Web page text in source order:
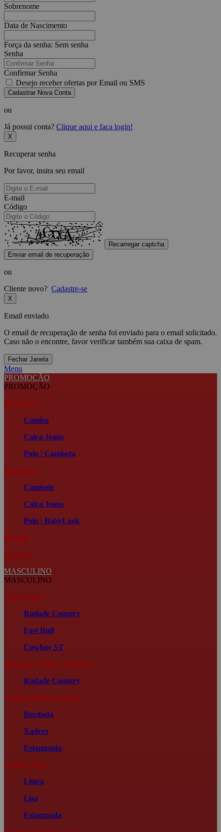
Sobrenome
Data de Nascimento
Força da senha: Sem senha
Senha
Confirmar Senha
Desejo receber ofertas por Email ou SMS
Cadastrar Nova Conta
ou
Já possui conta? Clique aqui e faça login!
X
Recuperar senha
Por favor, insira seu email
E-mail
Código
Recarregar captcha
Enviar email de recuperação
ou
Cliente novo? Cadastre-se
X
Email enviado
O email de recuperação de senha foi enviado para o email solicitado.
Caso não o encontre, favor verificar também sua caixa de spam.
Fechar Janela
Menu
PROMOÇÃO
PROMOÇÃO
Masculino
Camisa
Calça Jeans
Polo | Camiseta
Feminino
Camisete
Calça Jeans
Polo | BabyLook
Infantil
Chapéu
MASCULINO
MASCULINO
Calça Jeans
Radade Country
Fast Bull
Cowboy ST
Jaqueta | Colete | Moletom
Radade Country
Camisa Manga Longa
Bordada
Xadrez
Estampada
Camisa Polo
Listra
Lisa
Estampada